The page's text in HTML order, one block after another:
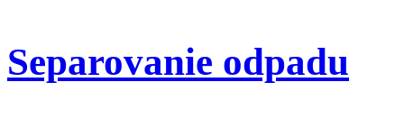
Separovanie odpadu